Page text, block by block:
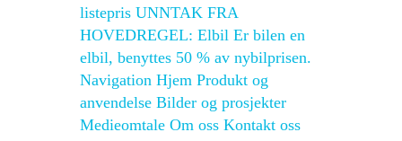
listepris UNNTAK FRA
HOVEDREGEL: Elbil Er bilen en
elbil, benyttes 50 % av nybilprisen.
Navigation Hjem Produkt og
anvendelse Bilder og prosjekter
Medieomtale Om oss Kontakt oss